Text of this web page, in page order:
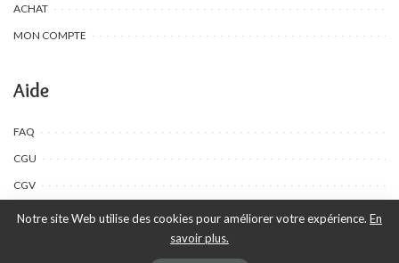
ACHAT
MON COMPTE
Aide
FAQ
CGU
CGV
©Toombow Kids, 2022 - 2024 - Tous droits réservés | Créé par Ewing
Notre site Web utilise des cookies pour améliorer votre expérience. En
savoir plus.